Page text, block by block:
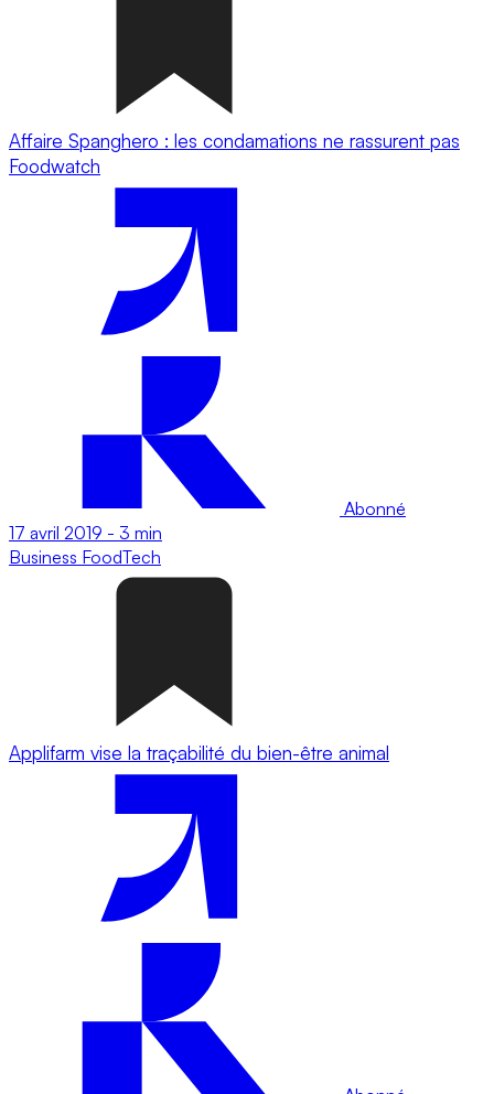
Affaire Spanghero : les condamations ne rassurent pas
Foodwatch
Abonné
17 avril 2019 - 3 min
Business FoodTech
Applifarm vise la traçabilité du bien-être animal